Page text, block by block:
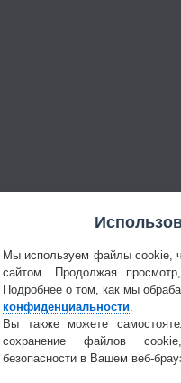
Мы используем файлы cookie,
сайтом. Продолжая
Подробнее о том, как мы
конфиденциальности
Вы также можете
сохранение файлов
безопасности в Вашем веб-